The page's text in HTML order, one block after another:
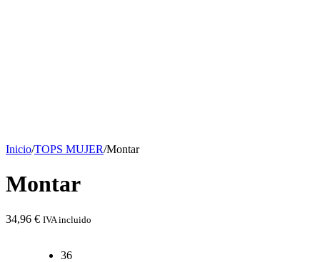
Inicio/TOPS MUJER/Montar
Montar
34,96 € IVA incluido
36